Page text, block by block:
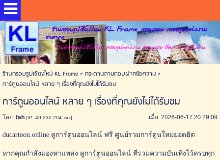
ร้านกรอบรูปเชียงใหม่ KL Frame กรอบลอย กรอบรูปแต่งงาน
ราคาถูก
ร้านทำกรอบรูปเชียงใหม่ กรอบรูปแต่งงาน กรอบลอย อัดภาพ ส่งถึงบ้าน
ร้านกรอบรูปเชียงใหม่ KL Frame> กระดานถามตอบฝากข้อความ>
การ์ตูนออนไลน์ หลาย ๆ เรื่องที่คุณยังไม่ได้รับชม
การ์ตูนออนไลน์ หลาย ๆ เรื่องที่คุณยังไม่ได้รับชม
โดย:fah [IP: 49.230.204.xxx] เมื่อ: 2026-06-17 20:29:09
ducartoon.online ดูการ์ตูนออนไลน์ ฟรี ศูนย์รวมการ์ตูนใหม่ยอดฮิต
หากคุณกำลังมองหาแหล่ง ดูการ์ตูนออนไลน์ ที่รวมความบันเทิงไว้ครบทุก